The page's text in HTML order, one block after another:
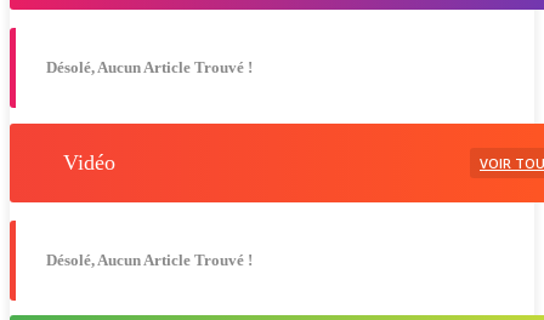
Désolé, Aucun Article Trouvé !
Vidéo VOIR
Désolé, Aucun Article Trouvé !